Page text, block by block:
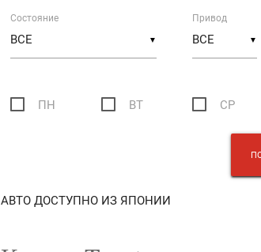
▼
Состояние
▼
Привод
ПН ВТ СР
АВТО ДОСТУПНО ИЗ ЯПОНИИ